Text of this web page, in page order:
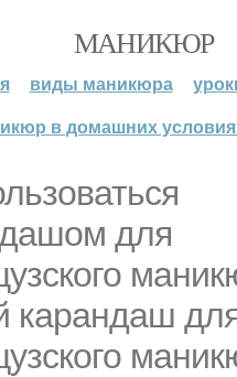
МАНИКЮР
виды маникюра
в домашних
для
карандаш